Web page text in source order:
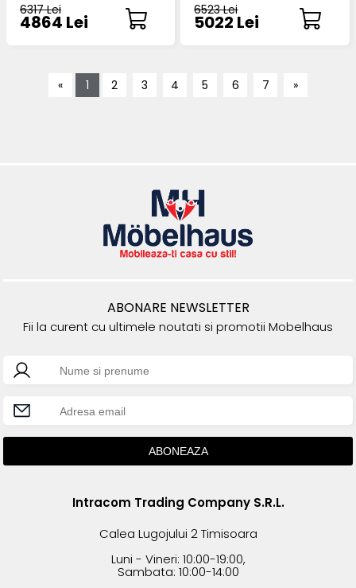
6317 Lei
4864 Lei
6523 Lei
5022 Lei
« 1 2 3 4 5 6 7 »
ABONARE NEWSLETTER
Fii la curent cu ultimele noutati si promotii Mobelhaus
Intracom Trading Company S.R.L.
Calea Lugojului 2 Timisoara
Luni - Vineri: 10:00-19:00,
Sambata: 10:00-14:00